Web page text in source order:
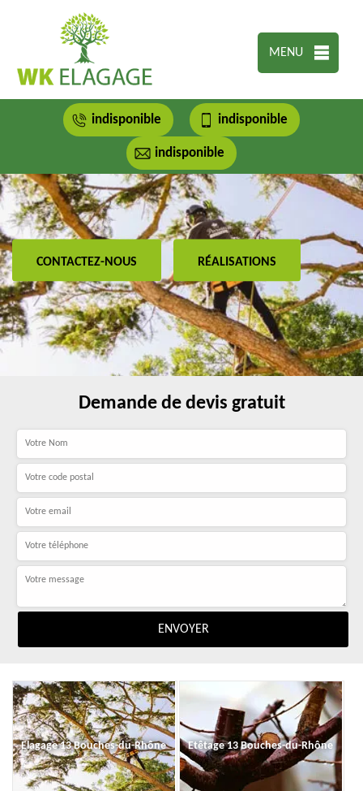
MENU
indisponible indisponible
indisponible
CONTACTEZ-NOUS RÉALISATIONS
Demande de devis gratuit
Elagage 13 Bouches-du-Rhône Etêtage 13 Bouches-du-Rhône